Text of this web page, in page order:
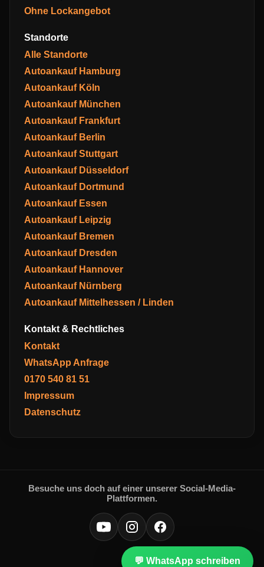
💬 WhatsApp schreiben
Ohne Lockangebot
Standorte
Alle Standorte
Autoankauf Hamburg
Autoankauf Köln
Autoankauf München
Autoankauf Frankfurt
Autoankauf Berlin
Autoankauf Stuttgart
Autoankauf Düsseldorf
Autoankauf Dortmund
Autoankauf Essen
Autoankauf Leipzig
Autoankauf Bremen
Autoankauf Dresden
Autoankauf Hannover
Autoankauf Nürnberg
Autoankauf Mittelhessen / Linden
Kontakt & Rechtliches
Kontakt
WhatsApp Anfrage
0170 540 81 51
Impressum
Datenschutz
Besuche uns doch auf einer unserer Social-Media-
Plattformen.